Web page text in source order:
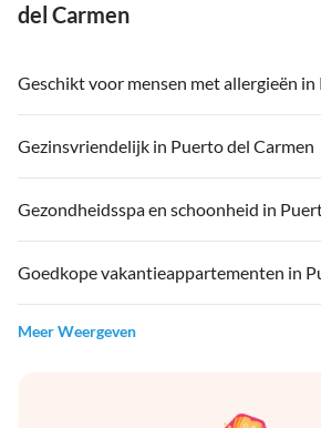
del Carmen
Gezinsvriendelijk in Puerto del Carmen
Gezondheidsspa en schoonheid in
Goedkope vakantieappartementen in
Meer Weergeven